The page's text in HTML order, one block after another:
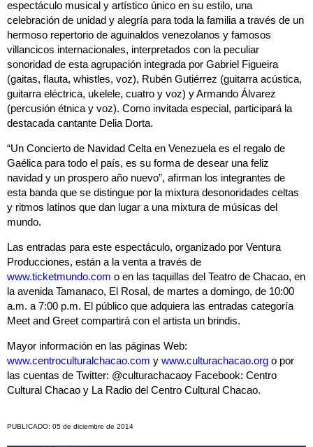
espectáculo musical y artístico único en su estilo, una
celebración de unidad y alegría para toda la familia a través de un
hermoso repertorio de aguinaldos venezolanos y famosos
villancicos internacionales, interpretados con la peculiar
sonoridad de esta agrupación integrada por Gabriel Figueira
(gaitas, flauta, whistles, voz), Rubén Gutiérrez (guitarra acústica,
guitarra eléctrica, ukelele, cuatro y voz) y Armando Álvarez
(percusión étnica y voz). Como invitada especial, participará la
destacada cantante Delia Dorta.
“Un Concierto de Navidad Celta en Venezuela es el regalo de
Gaélica para todo el país, es su forma de desear una feliz
navidad y un prospero año nuevo”, afirman los integrantes de
esta banda que se distingue por la mixtura desonoridades celtas
y ritmos latinos que dan lugar a una mixtura de músicas del
mundo.
Las entradas para este espectáculo, organizado por Ventura
Producciones, están a la venta a través de
www.ticketmundo.com o en las taquillas del Teatro de Chacao, en
la avenida Tamanaco, El Rosal, de martes a domingo, de 10:00
a.m. a 7:00 p.m. El público que adquiera las entradas categoría
Meet and Greet compartirá con el artista un brindis.
Mayor información en las páginas Web:
www.centroculturalchacao.com y www.culturachacao.org o por
las cuentas de Twitter: @culturachacaoy Facebook: Centro
Cultural Chacao y La Radio del Centro Cultural Chacao.
PUBLICADO: 05 de diciembre de 2014